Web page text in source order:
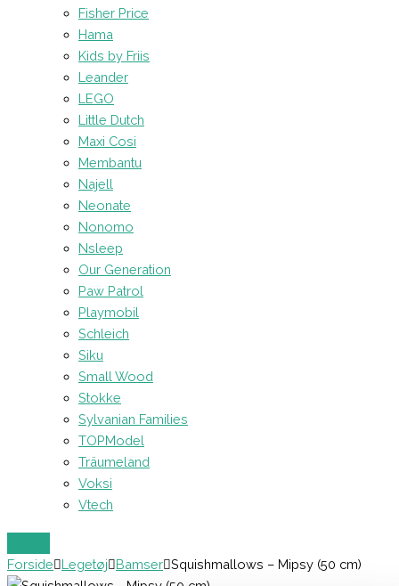
Fisher Price
Hama
Kids by Friis
Leander
LEGO
Little Dutch
Maxi Cosi
Membantu
Najell
Neonate
Nonomo
Nsleep
Our Generation
Paw Patrol
Playmobil
Schleich
Siku
Small Wood
Stokke
Sylvanian Families
TOPModel
Träumeland
Voksi
Vtech
Forside Legetøj Bamser Squishmallows – Mipsy (50 cm)